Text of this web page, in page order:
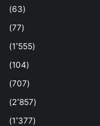
(63)
(77)
(1٬555)
(104)
(707)
(2٬857)
(1٬377)